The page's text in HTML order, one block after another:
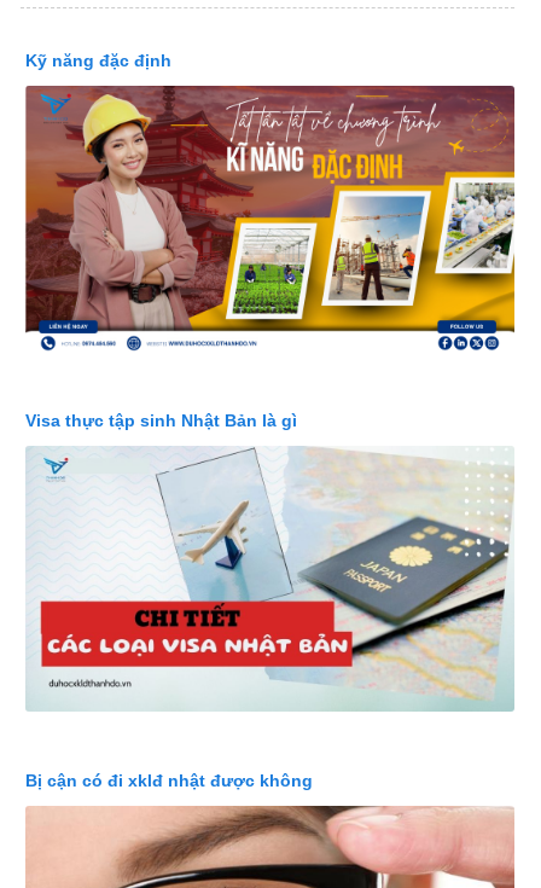
Kỹ năng đặc định
Visa thực tập sinh Nhật Bản là gì
Bị cận có đi xklđ nhật được không